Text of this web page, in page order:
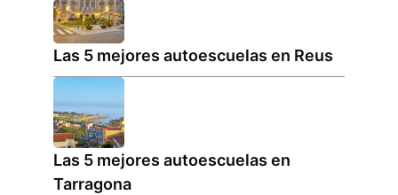
Las 5 mejores autoescuelas en Reus
Las 5 mejores autoescuelas en
Tarragona